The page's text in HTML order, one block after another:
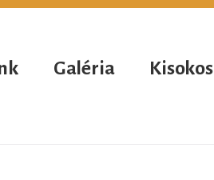
Galéria Kisokos